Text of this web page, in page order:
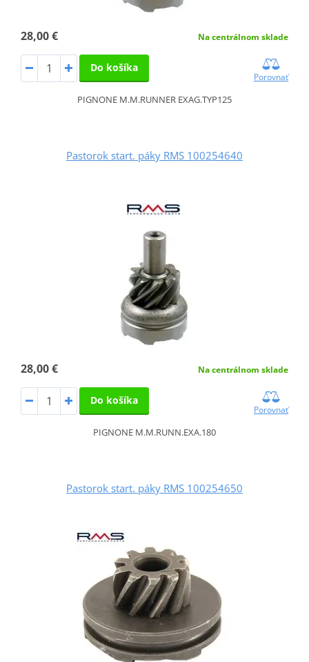
28,00 € Na centrálnom sklade
Do košíka
Porovnať
PIGNONE M.M.RUNNER EXAG.TYP125
Pastorok start. páky RMS 100254640
28,00 € Na centrálnom sklade
Do košíka
Porovnať
PIGNONE M.M.RUNN.EXA.180
Pastorok start. páky RMS 100254650